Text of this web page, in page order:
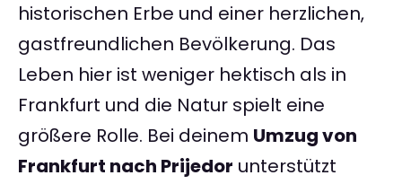
historischen Erbe und einer herzlichen,
gastfreundlichen Bevölkerung. Das
Leben hier ist weniger hektisch als in
Frankfurt und die Natur spielt eine
größere Rolle. Bei deinem Umzug von
Frankfurt nach Prijedor unterstützt